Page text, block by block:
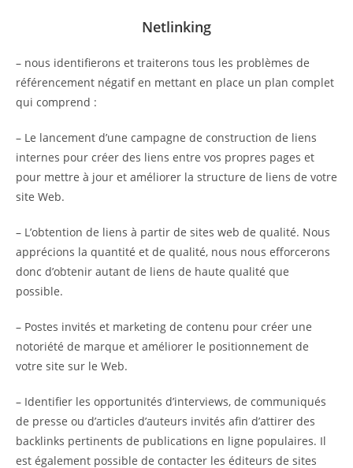
Netlinking
– nous identifierons et traiterons tous les problèmes de
référencement négatif en mettant en place un plan complet
qui comprend :
– Le lancement d’une campagne de construction de liens
internes pour créer des liens entre vos propres pages et
pour mettre à jour et améliorer la structure de liens de votre
site Web.
– L’obtention de liens à partir de sites web de qualité. Nous
apprécions la quantité et de qualité, nous nous efforcerons
donc d’obtenir autant de liens de haute qualité que
possible.
– Postes invités et marketing de contenu pour créer une
notoriété de marque et améliorer le positionnement de
votre site sur le Web.
– Identifier les opportunités d’interviews, de communiqués
de presse ou d’articles d’auteurs invités afin d’attirer des
backlinks pertinents de publications en ligne populaires. Il
est également possible de contacter les éditeurs de sites